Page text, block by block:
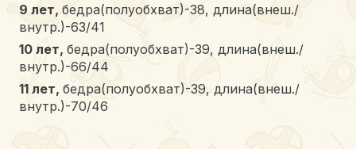
9 лет, бедра(полуобхват)-38, длина(внеш./
внутр.)-63/41
10 лет, бедра(полуобхват)-39, длина(внеш./
внутр.)-66/44
11 лет, бедра(полуобхват)-39, длина(внеш./
внутр.)-70/46